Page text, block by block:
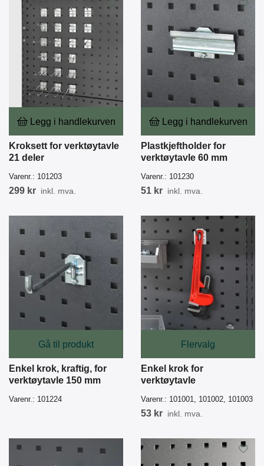
Legg i handlekurven
Kroksett for verktøytavle
21 deler
Varenr.: 101203
299 kr inkl. mva.
Legg i handlekurven
Plastkjeftholder for
verktøytavle 60 mm
Varenr.: 101230
51 kr inkl. mva.
Gå til produkt
Enkel krok, kraftig, for
verktøytavle 150 mm
Varenr.: 101224
Flervalg
Enkel krok for
verktøytavle
Varenr.: 101001, 101002, 101003
53 kr inkl. mva.